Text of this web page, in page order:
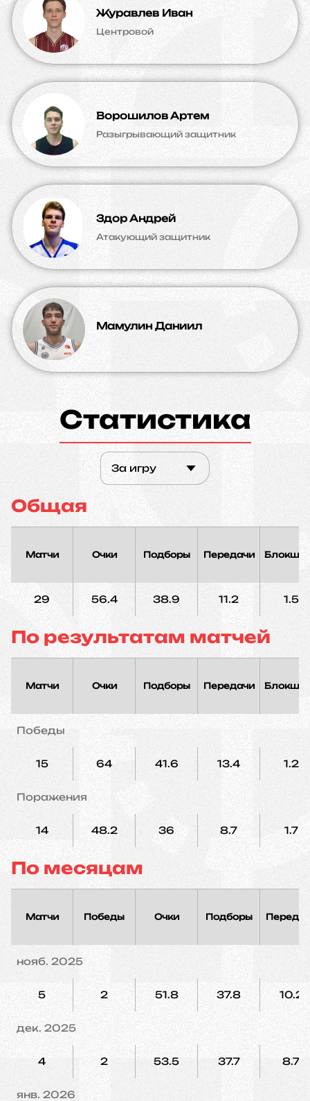
Журавлев Иван
Центровой
Ворошилов Артем
Разыгрывающий защитник
Здор Андрей
Атакующий защитник
Мамулин Даниил
Статистика
За игру
Общая
Матчи Очки Подборы Передачи
29 56.4 38.9 11.2 1.5
По результатам матчей
Матчи Очки Подборы Передачи
Победы
15 64 41.6 13.4 1.2
Поражения
14 48.2 36 8.7 1.7
По месяцам
Матчи Победы Очки Подборы
нояб. 2025
5 2 51.8 37.8 10.2
дек. 2025
4 2 53.5 37.7 8.7
янв. 2026